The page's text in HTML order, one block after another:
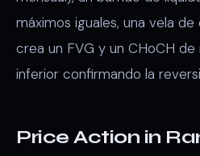
máximos iguales, una vela
crea un FVG y un CHoCH
inferior confirmando la
Price Action in